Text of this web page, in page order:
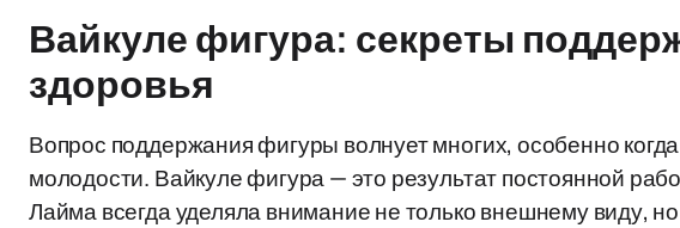
Вайкуле фигура: секреты
здоровья
Вопрос поддержания фигуры волнует многих, особенно
молодости. Вайкуле фигура — это результат постоянной
Лайма всегда уделяла внимание не только внешнему виду,